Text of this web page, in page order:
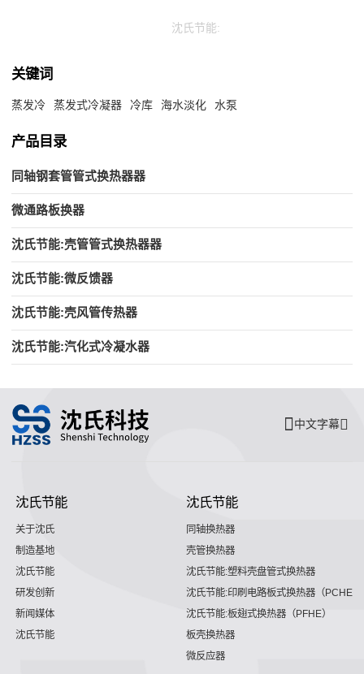
沈氏节能:
关键词
蒸发冷 蒸发式冷凝器 冷库 海水淡化 水泵
产品目录
同轴钢套管管式换热器器
微通路板换器
沈氏节能:壳管管式换热器器
沈氏节能:微反馈器
沈氏节能:壳风管传热器
沈氏节能:汽化式冷凝水器
中文字幕
沈氏节能
关于沈氏
制造基地
沈氏节能
研发创新
新闻媒体
沈氏节能
沈氏节能
同轴换热器
壳管换热器
沈氏节能:塑料壳盘管式换热器
沈氏节能:印刷电路板式换热器（PCHE）
沈氏节能:板翅式换热器（PFHE）
板壳换热器
微反应器